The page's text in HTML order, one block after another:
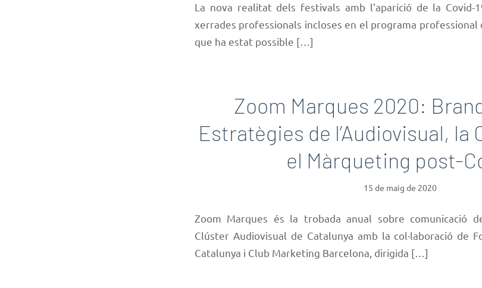
La nova realitat dels festivals amb l’aparició de la
xerrades professionals incloses en el programa professional
que ha estat possible […]
Zoom Marques 2020:
Estratègies de l’Audiovisual, la
el Màrqueting post-
15 de maig de 2020
Zoom Marques és la trobada anual sobre comunicació
Clúster Audiovisual de Catalunya amb la col·laboració de
Catalunya i Club Marketing Barcelona, dirigida […]